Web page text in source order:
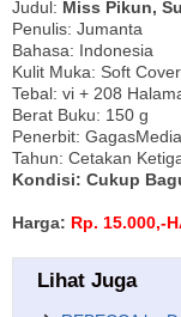
Judul: Miss Pikun,
Penulis: Jumanta
Bahasa: Indonesia
Kulit Muka: Soft Cover
Tebal: vi + 208
Berat Buku: 150 g
Penerbit: GagasMedia
Tahun: Cetakan
Kondisi: Cukup
Harga: Rp. 15.000,-
Lihat Juga